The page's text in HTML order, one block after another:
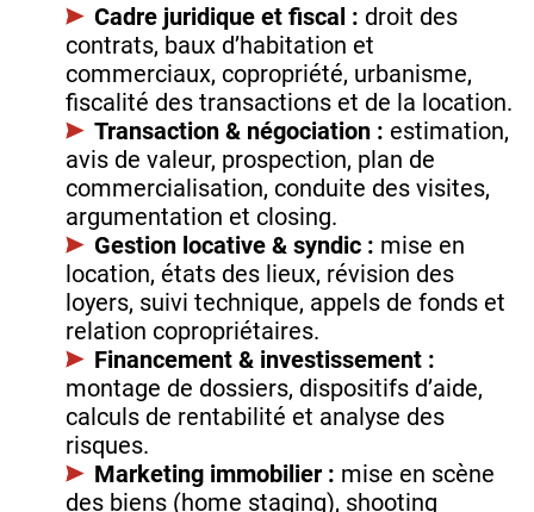
Cadre juridique et fiscal : droit des
contrats, baux d’habitation et
commerciaux, copropriété, urbanisme,
fiscalité des transactions et de la location.
Transaction & négociation : estimation,
avis de valeur, prospection, plan de
commercialisation, conduite des visites,
argumentation et closing.
Gestion locative & syndic : mise en
location, états des lieux, révision des
loyers, suivi technique, appels de fonds et
relation copropriétaires.
Financement & investissement :
montage de dossiers, dispositifs d’aide,
calculs de rentabilité et analyse des
risques.
Marketing immobilier : mise en scène
des biens (home staging), shooting